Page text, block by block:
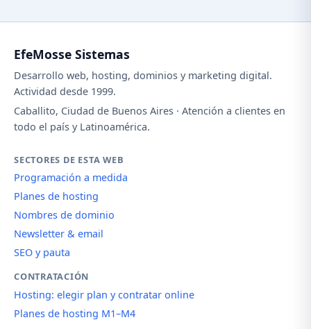
EfeMosse Sistemas
Desarrollo web, hosting, dominios y marketing digital.
Actividad desde 1999.
Caballito, Ciudad de Buenos Aires · Atención a clientes en
todo el país y Latinoamérica.
SECTORES DE ESTA WEB
Programación a medida
Planes de hosting
Nombres de dominio
Newsletter & email
SEO y pauta
CONTRATACIÓN
Hosting: elegir plan y contratar online
Planes de hosting M1–M4